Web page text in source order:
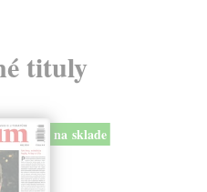
tituly
na sklade